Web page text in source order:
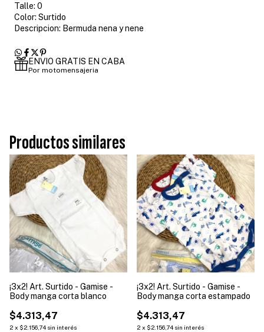
Talle: 0
Color: Surtido
Descripcion: Bermuda nena y nene
ENVIO GRATIS EN CABA
Por motomensajeria
Productos similares
¡3x2! Art. Surtido - Gamise -
Body manga corta blanco
$4.313,47
2 x $2.156,74 sin interés
¡3x2! Art. Surtido - Gamise -
Body manga corta estampado
$4.313,47
2 x $2.156,74 sin interés